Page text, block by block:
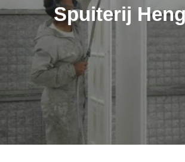
Spuiterij